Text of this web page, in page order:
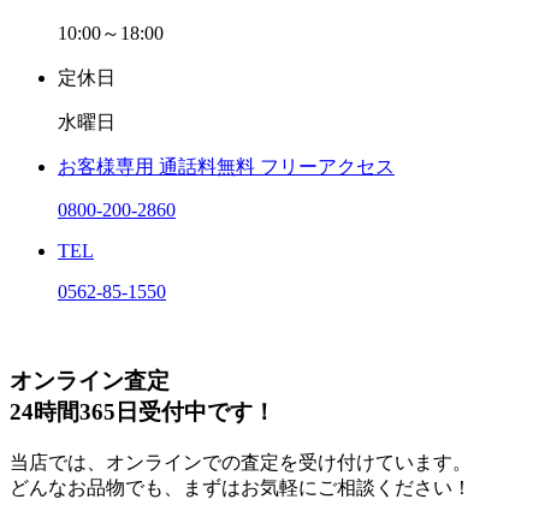
10:00～18:00
定休日
水曜日
お客様専用 通話料無料 フリーアクセス
0800-200-2860
TEL
0562-85-1550
オンライン査定
24時間365日受付中です！
当店では、オンラインでの査定を受け付けています。
どんなお品物でも、まずはお気軽にご相談ください！